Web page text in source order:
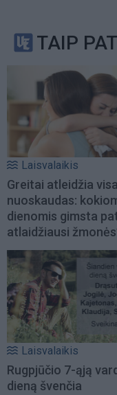
TAIP
Laisvalaikis
Greitai atleidžia
nuoskaudas:
dienomis gimsta
atlaidžiausi
Laisvalaikis
Rugpjūčio 7-ąją
dieną švenčia